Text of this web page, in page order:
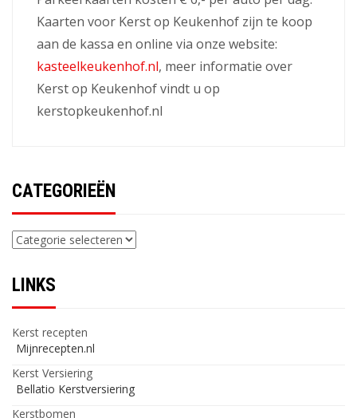
Kaarten voor Kerst op Keukenhof zijn te koop
aan de kassa en online via onze website:
kasteelkeukenhof.nl, meer informatie over
Kerst op Keukenhof vindt u op
kerstopkeukenhof.nl
CATEGORIEËN
Categorieën
LINKS
Kerst recepten
Mijnrecepten.nl
Kerst Versiering
Bellatio Kerstversiering
Kerstbomen